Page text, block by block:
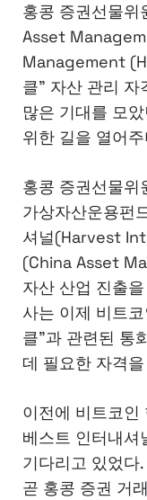
홍콩 증권선물
Asset
Management
클” 자산 관리
많은 기대를 모
위한 길을 열어
홍콩 증권선물위
가상자산운용펀
셔널(Harvest
(China Asset
자산 산업 진출
사는 이제 비트
클”과 관련된 통
데 필요한 자격
이전에 비트코인
베스트 인터내셔
기다리고 있었다
곧 홍콩 증권 거